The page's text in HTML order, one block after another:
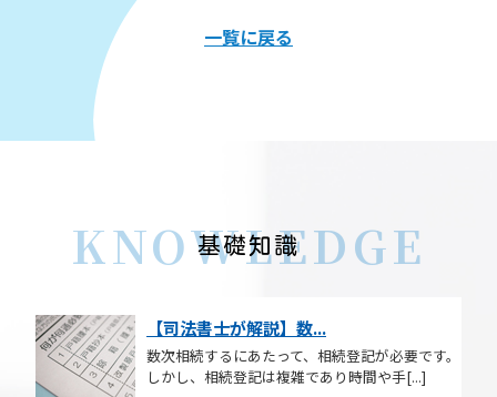
一覧に戻る
KNOWLEDGE
基礎知識
【司法書士が解説】数...
数次相続するにあたって、相続登記が必要です。
しかし、相続登記は複雑であり時間や手[...]